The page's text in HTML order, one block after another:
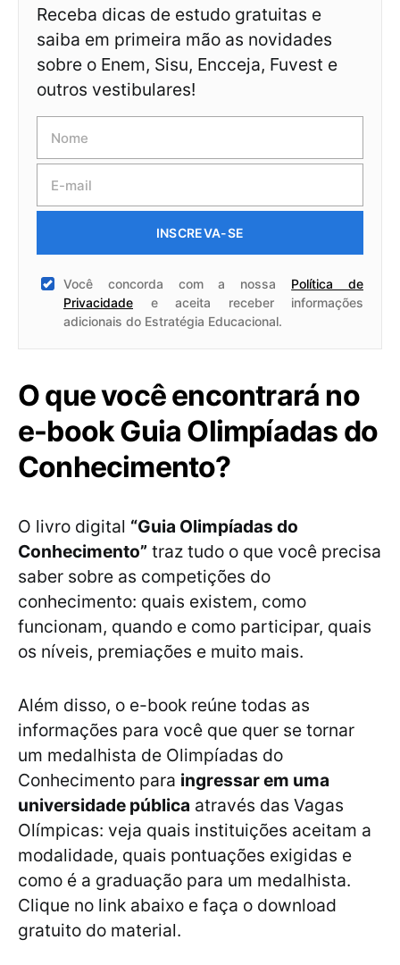
Receba dicas de estudo gratuitas e
saiba em primeira mão as novidades
sobre o Enem, Sisu, Encceja, Fuvest e
outros vestibulares!
INSCREVA-SE
Você concorda com a nossa Política de
Privacidade e aceita receber informações
adicionais do Estratégia Educacional.
O que você encontrará no
e-book Guia Olimpíadas do
Conhecimento?
O livro digital “Guia Olimpíadas do
Conhecimento” traz tudo o que você precisa
saber sobre as competições do
conhecimento: quais existem, como
funcionam, quando e como participar, quais
os níveis, premiações e muito mais.
Além disso, o e-book reúne todas as
informações para você que quer se tornar
um medalhista de Olimpíadas do
Conhecimento para ingressar em uma
universidade pública através das Vagas
Olímpicas: veja quais instituições aceitam a
modalidade, quais pontuações exigidas e
como é a graduação para um medalhista.
Clique no link abaixo e faça o download
gratuito do material.